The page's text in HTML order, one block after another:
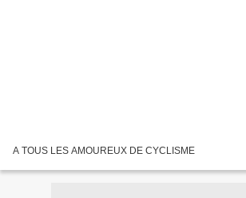
A TOUS LES AMOUREUX DE CYCLISME